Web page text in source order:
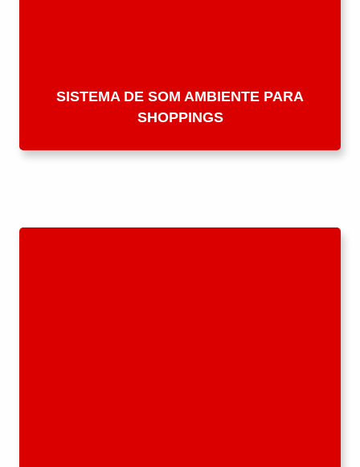
SISTEMA DE SOM AMBIENTE PARA
SHOPPINGS